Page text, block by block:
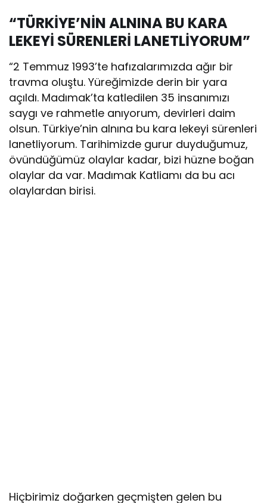
“TÜRKİYE’NİN ALNINA BU KARA
LEKEYİ SÜRENLERİ LANETLİYORUM”
“2 Temmuz 1993’te hafızalarımızda ağır bir
travma oluştu. Yüreğimizde derin bir yara
açıldı. Madımak’ta katledilen 35 insanımızı
saygı ve rahmetle anıyorum, devirleri daim
olsun. Türkiye’nin alnına bu kara lekeyi sürenleri
lanetliyorum. Tarihimizde gurur duyduğumuz,
övündüğümüz olaylar kadar, bizi hüzne boğan
olaylar da var. Madımak Katliamı da bu acı
olaylardan birisi.
Hiçbirimiz doğarken geçmişten gelen bu